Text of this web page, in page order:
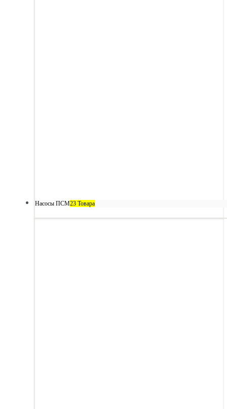
Насосы ПСМ23 Товара